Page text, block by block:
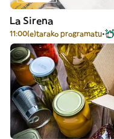
La Sirena
11:00(e)tarako programatu